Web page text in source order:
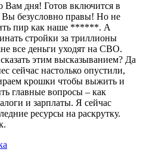
Вам дня! Готов включится в
Вы безусловно правы! Но не
пир как наше ******. А
стройки за триллионы
все деньги уходят на СВО.
этим высказыванием? Да
сейчас настолько опустили,
крошки чтобы выжить и
главные вопросы – как
и зарплаты. Я сейчас
ресурсы на раскрутку.